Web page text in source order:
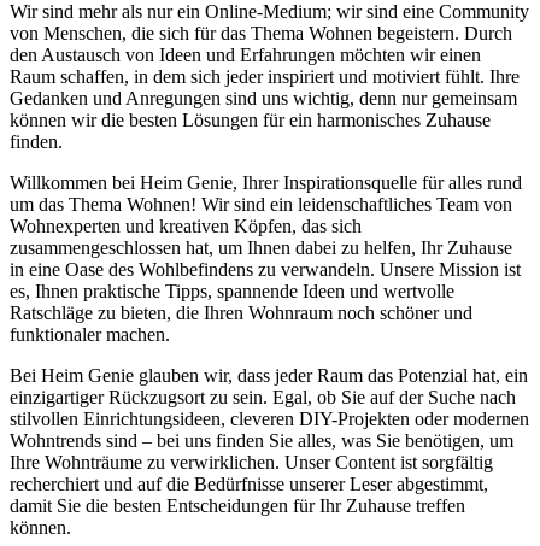
Wir sind mehr als nur ein Online-Medium; wir sind eine Community
von Menschen, die sich für das Thema Wohnen begeistern. Durch
den Austausch von Ideen und Erfahrungen möchten wir einen
Raum schaffen, in dem sich jeder inspiriert und motiviert fühlt. Ihre
Gedanken und Anregungen sind uns wichtig, denn nur gemeinsam
können wir die besten Lösungen für ein harmonisches Zuhause
finden.
Willkommen bei Heim Genie, Ihrer Inspirationsquelle für alles rund
um das Thema Wohnen! Wir sind ein leidenschaftliches Team von
Wohnexperten und kreativen Köpfen, das sich
zusammengeschlossen hat, um Ihnen dabei zu helfen, Ihr Zuhause
in eine Oase des Wohlbefindens zu verwandeln. Unsere Mission ist
es, Ihnen praktische Tipps, spannende Ideen und wertvolle
Ratschläge zu bieten, die Ihren Wohnraum noch schöner und
funktionaler machen.
Bei Heim Genie glauben wir, dass jeder Raum das Potenzial hat, ein
einzigartiger Rückzugsort zu sein. Egal, ob Sie auf der Suche nach
stilvollen Einrichtungsideen, cleveren DIY-Projekten oder modernen
Wohntrends sind – bei uns finden Sie alles, was Sie benötigen, um
Ihre Wohnträume zu verwirklichen. Unser Content ist sorgfältig
recherchiert und auf die Bedürfnisse unserer Leser abgestimmt,
damit Sie die besten Entscheidungen für Ihr Zuhause treffen
können.